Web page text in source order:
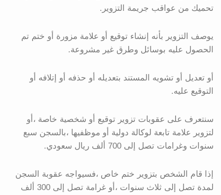
تحميك من عواقب جريمة التزوير.
يوصف التزوير بأنه إنشاء توقيع أو علامة مزورة أو ختم تم
الحصول عليه بوسائل وطرق غير مشروعة.
أو تعديل أو تشويه المستند بتعديله أو حذفه أو إتلافه أو
التوقيع عليه.
سنتعرف على عقوبات تزوير توقيع أو شخصية خاصة ،أو
لتزوير علامة تابعة لوكالة دولية أو موظفيها ،بالسجن سبع
سنوات وغرامات تصل إلى 700 ألف ريال سعودي.
إذا قام الشخص بتزوير ختم خاص ،فسيواجه عقوبة السجن
لمدة تصل إلى ثلاث سنوات ،أو غرامة تصل إلى 300 ألف